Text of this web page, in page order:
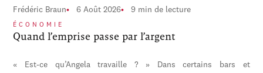
Frédéric Braun 6 Août 2026 9 min de lecture
ÉCONOMIE
Quand l’emprise passe par l’argent
« Est-ce qu’Angela travaille ? » Dans certains bars et